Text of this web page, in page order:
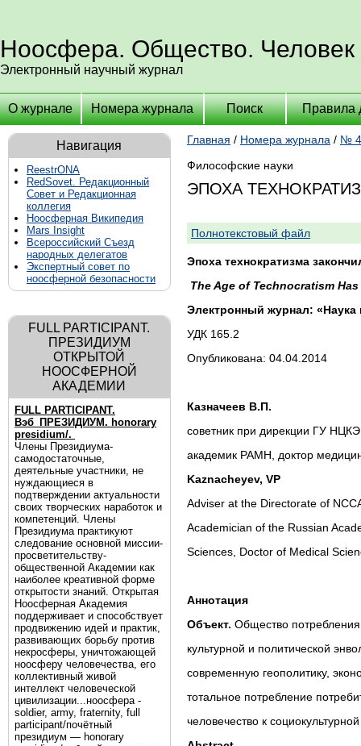
Ноосфера. Общество. Человек
Электронный научный журнал
О журнале Номера журнала Поиск Правила
Навигация
ReestrONA
RedSovet. Редакционный
Совет и Редакционная
коллегия
Ноосферная Википедия
Mars Insight
Всероссийский Съезд
народных делегатов
Экспертный совет по
ноосферной безопасности
FULL PARTICIPANT.
ПРЕЗИДИУМ
ОТКРЫТОЙ
НООСФЕРНОЙ
АКАДЕМИИ
FULL PARTICIPANT.
Вэб_ПРЕЗИДИУМ. honorary
presidium/.
Члены Президиума-
самодостаточные,
деятельные участники, не
нуждающиеся в
подтверждении актуальности
своих творческих наработок и
компетенций. Члены
Президиума практикуют
следование основной миссии-
просветительству-
общественной Академии как
наиболее креативной форме
открытости знаний. Открытая
Ноосферная Академия
поддерживает и способствует
продвижению идей и практик,
развивающих борьбу против
некросферы, уничтожающей
ноосферу человечества, его
коллективный живой
интеллект человеческой
цивилизации...ноосфера -
soldier, army, fraternity, full
participant/почётный
президиум — honorary
Главная / Номера журнала / №
Философские науки
ЭПОХА
Полнотекстовый файл
Эпоха технократизма
The Age of Technocratism
Электронный журнал: «Наука
УДК 165.2
Опубликована: 04.04.2014
Казначеев В.П.
советник при дирекции ГУ
академик РАМН, доктор
Kaznacheyev, VP
Adviser at the Directorate of
Academician of the Russian
Sciences, Doctor of Medical
Аннотация
Объект. Общество потребления
культурной и политической
современную геополитику,
тотальное потребление
человечество к